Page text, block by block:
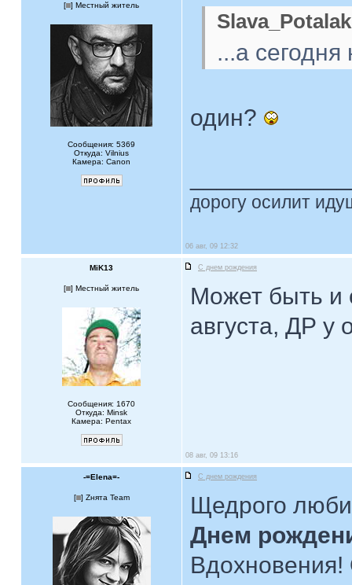
[ ] Местный житель
Сообщения: 5369
Откуда: Vilnius
Камера: Canon
...а
один?
дорогу осилит
06 авг, 09 12:32
MiK13 С днем рождения
[ ] Местный житель
Сообщения: 1670
Откуда: Minsk
Камера: Pentax
Может быть и
августа, ДР у
08 авг, 09 13:16
-=Elena=- С днем рождения
[ ] Zнята Team
Щедрого
Днем